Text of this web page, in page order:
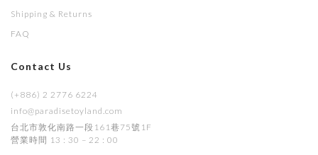
Shipping & Returns
FAQ
Contact Us
(+886) 2 2776 6224
info@paradisetoyland.com
台北市敦化南路一段161巷75號1F
營業時間 13 : 30 – 22 : 00